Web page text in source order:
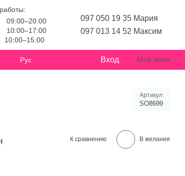
09:00–20:00
10:00–17:00
10:00–15:00
097 050 19 35 Мария
097 013 14 52 Максим
Рус Вход Мой заказ
Артикул
SO8699
К сравнению В желания